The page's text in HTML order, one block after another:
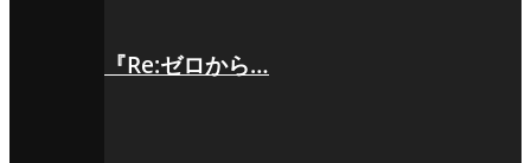
『Re:ゼロから…